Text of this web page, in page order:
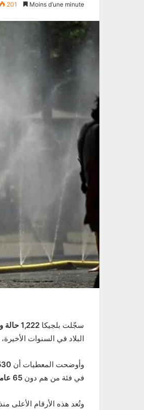
201 Moins d’une minute
سجّلت بلجيكا 1,222 حالة وفاة إضافية
البلاد في السنوات
وأوضحت المعطيات أن 530 حالة
في فئة من هم دون 65 عاما
وتُعد هذه الأرقام الأعلى